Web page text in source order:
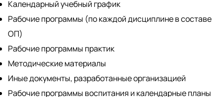
Календарный учебный график
Рабочие программы (по каждой дисциплине в составе
ОП)
Рабочие программы практик
Методические материалы
Иные документы, разработанные организацией
Рабочие программы воспитания и календарные планы